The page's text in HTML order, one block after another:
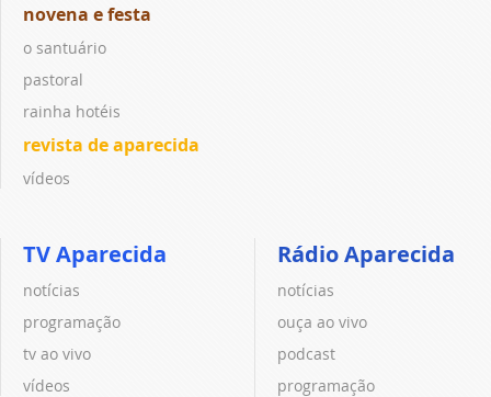
novena e festa
o santuário
pastoral
rainha hotéis
revista de aparecida
vídeos
TV Aparecida
notícias
programação
tv ao vivo
vídeos
Rádio Aparecida
notícias
ouça ao vivo
podcast
programação